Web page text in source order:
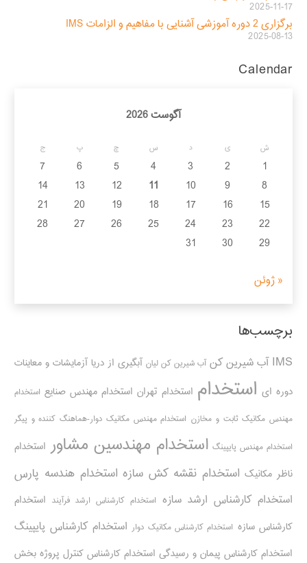
2025-11-17
برگزاری 2 دوره آموزشی آشنایی با مفاهیم و الزامات IMS
2025-08-13
Calendar
آگوست 2026
ش ی د س چ پ ج
1
2
3
4
5
6
7
8
9
10
11
12
13
14
15
16
17
18
19
20
21
22
23
24
25
26
27
28
29
30
31
« ژوئن
برچسب‌ها
IMS آب شیرین کن آب شیرین کن لیان آبگیری از دریا آزمایشات و معاینات
دوره ای استخدام استخدام تهران استخدام مهندس صنایع استخدام
مهندس مکانیک ثابت و مخازن استخدام مهندس مکانیک دوار-هماهنگ کننده و پیگر
استخدام مهندس پایپینگ استخدام مهندسین مشاور استخدام
ناظر مکانیک استخدام نقشه کش سازه استخدام هندسه پارس
استخدام کارشناس ارشد سازه استخدام کارشناس ارشد فرآیند استخدام
کارشناس سازه استخدام کارشناس مکانیک دوار استخدام کارشناس پایپینگ
استخدام کارشناس پیمان و رسیدگی استخدام کارشناس کنترل پروژه بخش